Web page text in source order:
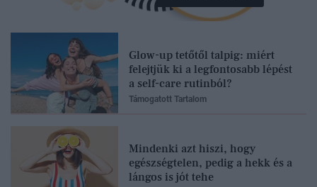
Glow-up tetőtől talpig: miért
felejtjük ki a legfontosabb lépést
a self-care rutinból?
Támogatott Tartalom
Mindenki azt hiszi, hogy
egészségtelen, pedig a hekk és a
lángos is jót tehe